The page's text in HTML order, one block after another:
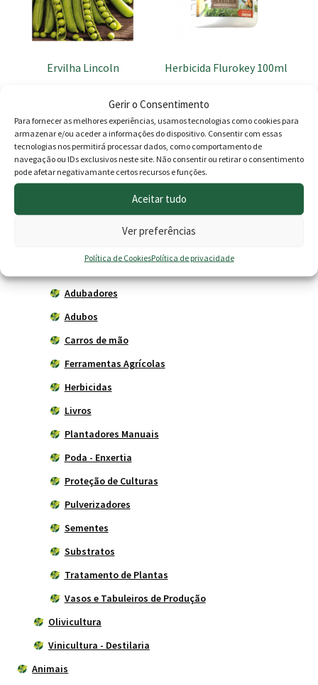
Gerir o Consentimento
Para fornecer as melhores experiências, usamos tecnologias como cookies para
armazenar e/ou aceder a informações do dispositivo. Consentir com essas
tecnologias nos permitirá processar dados, como comportamento de
navegação ou IDs exclusivos neste site. Não consentir ou retirar o consentimento
pode afetar negativamante certos recursos e funções.
Aceitar tudo
Ver preferências
Política de CookiesPolítica de privacidade
Ervilha Lincoln
Adicionar
Herbicida Flurokey 100ml
Esgotado
Produtos
Adubadores
Adubos
Carros de mão
Ferramentas Agrícolas
Herbicidas
Livros
Plantadores Manuais
Poda - Enxertia
Proteção de Culturas
Pulverizadores
Sementes
Substratos
Tratamento de Plantas
Vasos e Tabuleiros de Produção
Olivicultura
Vinicultura - Destilaria
Animais